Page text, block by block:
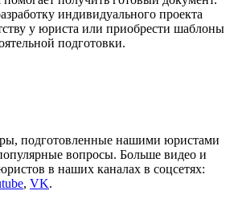
индивидуального проекта
у юриста или приобрести шаблоны
подготовки.
подготовленные нашими юристами
вопросы. Больше видео и
в наших каналах в соцсетях:
, VK.